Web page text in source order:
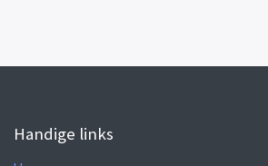
Handige links